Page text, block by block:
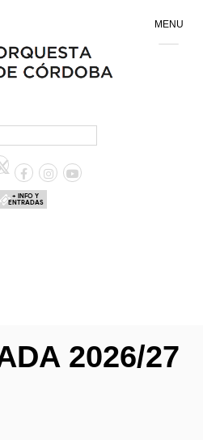
+ INFO Y
ENTRADAS
2026/27
MENU